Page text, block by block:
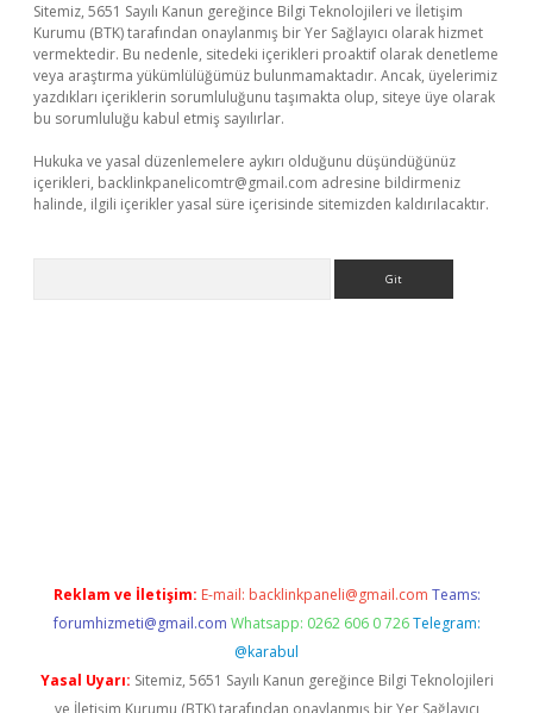
Sitemiz, 5651 Sayılı Kanun gereğince Bilgi Teknolojileri ve İletişim
Kurumu (BTK) tarafından onaylanmış bir Yer Sağlayıcı olarak hizmet
vermektedir. Bu nedenle, sitedeki içerikleri proaktif olarak denetleme
veya araştırma yükümlülüğümüz bulunmamaktadır. Ancak, üyelerimiz
yazdıkları içeriklerin sorumluluğunu taşımakta olup, siteye üye olarak
bu sorumluluğu kabul etmiş sayılırlar.
Hukuka ve yasal düzenlemelere aykırı olduğunu düşündüğünüz
içerikleri, backlinkpanelicomtr@gmail.com adresine bildirmeniz
halinde, ilgili içerikler yasal süre içerisinde sitemizden kaldırılacaktır.
Reklam ve İletişim: E-mail: backlinkpaneli@gmail.com Teams:
forumhizmeti@gmail.com Whatsapp: 0262 606 0 726 Telegram:
@karabul
Yasal Uyarı: Sitemiz, 5651 Sayılı Kanun gereğince Bilgi Teknolojileri
ve İletişim Kurumu (BTK) tarafından onaylanmış bir Yer Sağlayıcı